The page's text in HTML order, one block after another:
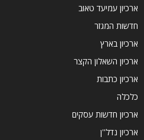
ארכיון עמיעד טאוב
חדשות המגזר
ארכיון בארץ
ארכיון השאלון הקצר
ארכיון כתבות
כלכלה
ארכיון חדשות עסקים
ארכיון נדל''ן